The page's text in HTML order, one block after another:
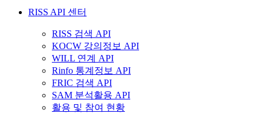
RISS API 센터
RISS 검색 API
KOCW 강의정보 API
WILL 연계 API
Rinfo 통계정보 API
FRIC 검색 API
SAM 분석활용 API
활용 및 참여 현황